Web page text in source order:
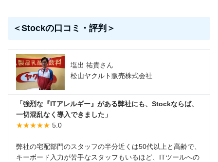
＜Stockの口コミ・評判＞
塩出 祐貴さん
松山ヤクルト販売株式会社
「強烈な『ITアレルギー』がある弊社にも、Stockならば、
一切混乱なく導入できました」
★★★★★ 5.0
弊社の宅配部門のスタッフの半分近くは50代以上と高齢で、
キーボード入力が苦手なスタッフもいるほど、ITツールへの